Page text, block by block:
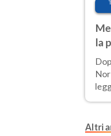
la
Altri